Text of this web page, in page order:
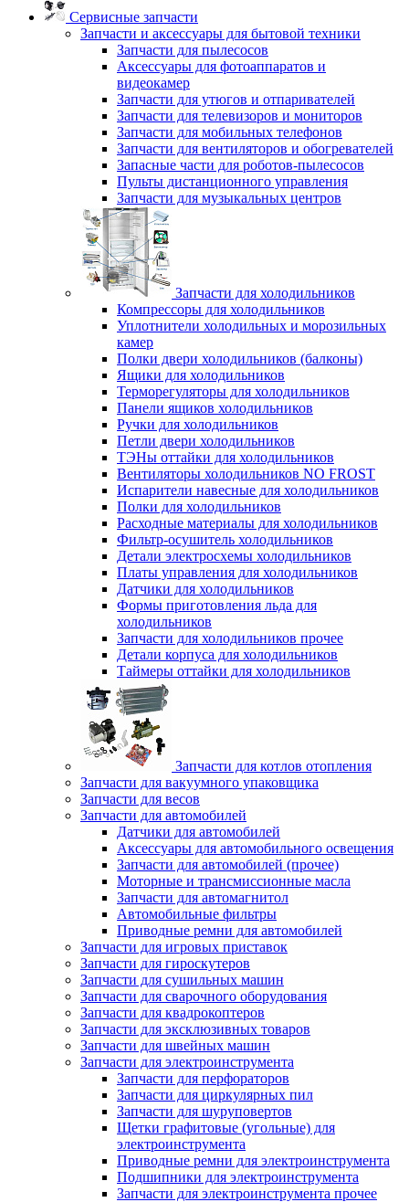
Сервисные запчасти
Запчасти и аксессуары для бытовой техники
Запчасти для пылесосов
Аксессуары для фотоаппаратов и
видеокамер
Запчасти для утюгов и отпаривателей
Запчасти для телевизоров и мониторов
Запчасти для мобильных телефонов
Запчасти для вентиляторов и обогревателей
Запасные части для роботов-пылесосов
Пульты дистанционного управления
Запчасти для музыкальных центров
Запчасти для холодильников
Компрессоры для холодильников
Уплотнители холодильных и морозильных
камер
Полки двери холодильников (балконы)
Ящики для холодильников
Терморегуляторы для холодильников
Панели ящиков холодильников
Ручки для холодильников
Петли двери холодильников
ТЭНы оттайки для холодильников
Вентиляторы холодильников NO FROST
Испарители навесные для холодильников
Полки для холодильников
Расходные материалы для холодильников
Фильтр-осушитель холодильников
Детали электросхемы холодильников
Платы управления для холодильников
Датчики для холодильников
Формы приготовления льда для
холодильников
Запчасти для холодильников прочее
Детали корпуса для холодильников
Таймеры оттайки для холодильников
Запчасти для котлов отопления
Запчасти для вакуумного упаковщика
Запчасти для весов
Запчасти для автомобилей
Датчики для автомобилей
Аксессуары для автомобильного освещения
Запчасти для автомобилей (прочее)
Моторные и трансмиссионные масла
Запчасти для автомагнитол
Автомобильные фильтры
Приводные ремни для автомобилей
Запчасти для игровых приставок
Запчасти для гироскутеров
Запчасти для сушильных машин
Запчасти для сварочного оборудования
Запчасти для квадрокоптеров
Запчасти для эксклюзивных товаров
Запчасти для швейных машин
Запчасти для электроинструмента
Запчасти для перфораторов
Запчасти для циркулярных пил
Запчасти для шуруповертов
Щетки графитовые (угольные) для
электроинструмента
Приводные ремни для электроинструмента
Подшипники для электроинструмента
Запчасти для электроинструмента прочее